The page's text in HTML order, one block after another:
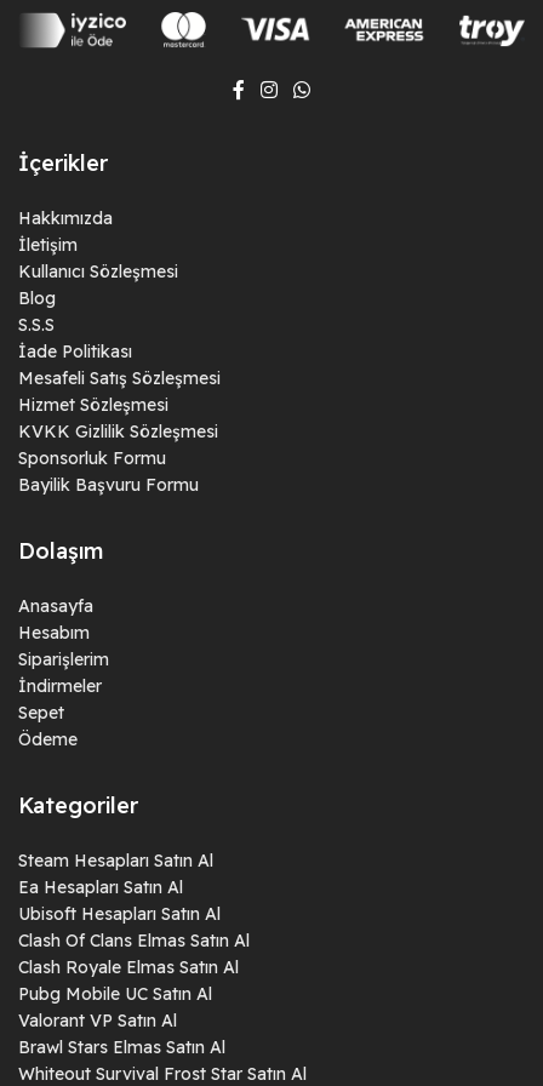
İçerikler
Hakkımızda
İletişim
Kullanıcı Sözleşmesi
Blog
S.S.S
İade Politikası
Mesafeli Satış Sözleşmesi
Hizmet Sözleşmesi
KVKK Gizlilik Sözleşmesi
Sponsorluk Formu
Bayilik Başvuru Formu
Dolaşım
Anasayfa
Hesabım
Siparişlerim
İndirmeler
Sepet
Ödeme
Kategoriler
Steam Hesapları Satın Al
Ea Hesapları Satın Al
Ubisoft Hesapları Satın Al
Clash Of Clans Elmas Satın Al
Clash Royale Elmas Satın Al
Pubg Mobile UC Satın Al
Valorant VP Satın Al
Brawl Stars Elmas Satın Al
Whiteout Survival Frost Star Satın Al